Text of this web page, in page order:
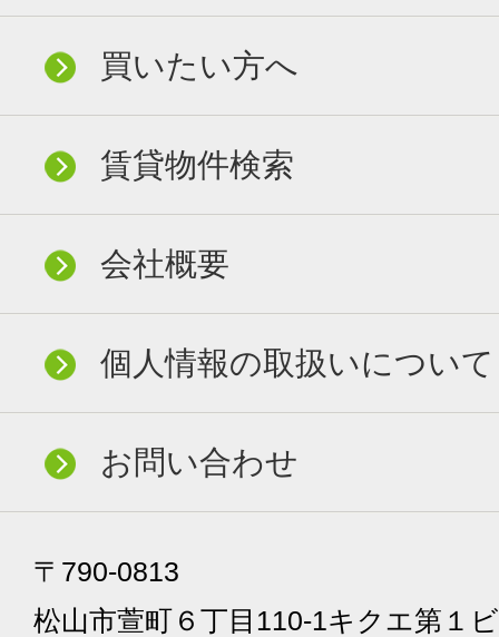
買いたい方へ
賃貸物件検索
会社概要
個人情報の取扱いについて
お問い合わせ
〒790-0813
松山市萱町６丁目110-1キクエ第１